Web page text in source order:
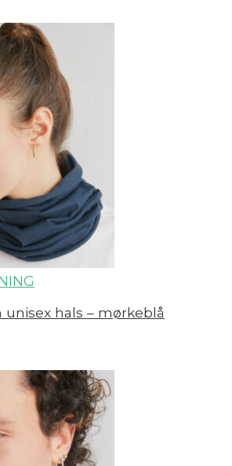
unisex hals – mørkeblå